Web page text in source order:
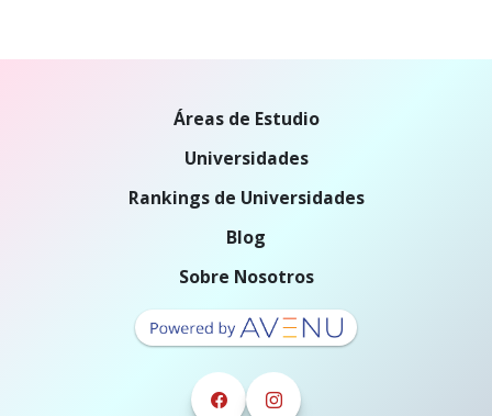
Áreas de Estudio
Universidades
Rankings de Universidades
Blog
Sobre Nosotros